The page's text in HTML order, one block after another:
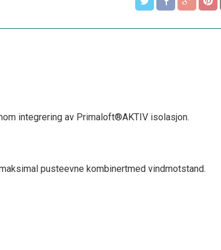
integrering av Primaloft®AKTIV isolasjon.
pusteevne kombinertmed vindmotstand.